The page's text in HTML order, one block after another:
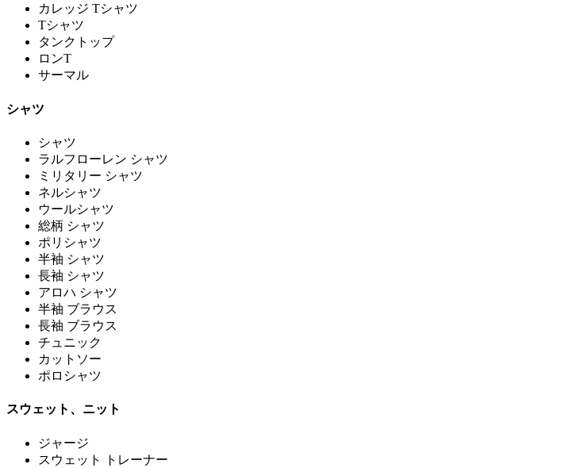
カレッジ Tシャツ
Tシャツ
タンクトップ
ロンT
サーマル
シャツ
シャツ
ラルフローレン シャツ
ミリタリー シャツ
ネルシャツ
ウールシャツ
総柄 シャツ
ポリシャツ
半袖 シャツ
長袖 シャツ
アロハ シャツ
半袖 ブラウス
長袖 ブラウス
チュニック
カットソー
ポロシャツ
スウェット、ニット
ジャージ
スウェット トレーナー